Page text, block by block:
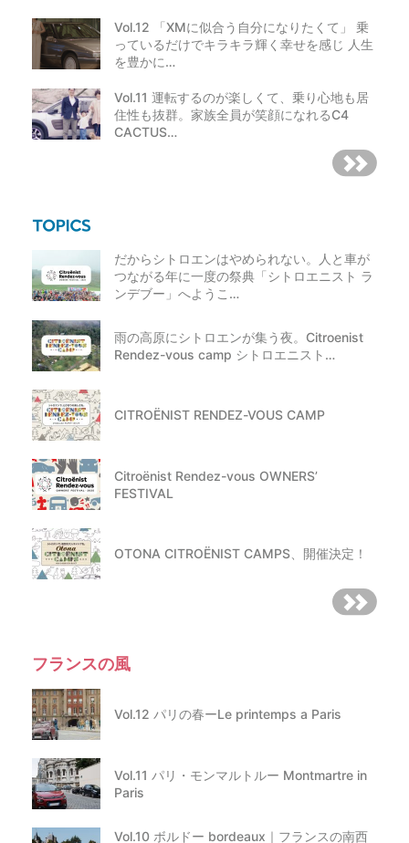
Vol.12 「XMに似合う自分になりたくて」 乗
っているだけでキラキラ輝く幸せを感じ 人生
を豊かに…
Vol.11 運転するのが楽しくて、乗り心地も居
住性も抜群。家族全員が笑顔になれるC4
CACTUS…
だからシトロエンはやめられない。人と車が
つながる年に一度の祭典「シトロエニスト ラ
ンデブー」へようこ…
雨の高原にシトロエンが集う夜。Citroenist
Rendez-vous camp シトロエニスト…
CITROËNIST RENDEZ-VOUS CAMP
Citroënist Rendez-vous OWNERS’
FESTIVAL
OTONA CITROËNIST CAMPS、開催決定！
フランスの風
Vol.12 パリの春ーLe printemps a Paris
Vol.11 パリ・モンマルトルー Montmartre in
Paris
Vol.10 ボルドー bordeaux｜フランスの南西